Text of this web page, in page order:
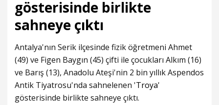
gösterisinde birlikte
sahneye çıktı
Antalya'nın Serik ilçesinde fizik öğretmeni Ahmet
(49) ve Figen Baygın (45) çifti ile çocukları Alkım (16)
ve Barış (13), Anadolu Ateşi'nin 2 bin yıllık Aspendos
Antik Tiyatrosu'nda sahnelenen 'Troya'
gösterisinde birlikte sahneye çıktı.